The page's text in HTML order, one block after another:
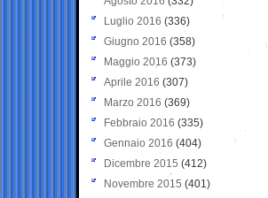
Luglio 2016 (336)
Giugno 2016 (358)
Maggio 2016 (373)
Aprile 2016 (307)
Marzo 2016 (369)
Febbraio 2016 (335)
Gennaio 2016 (404)
Dicembre 2015 (412)
Novembre 2015 (401)